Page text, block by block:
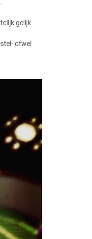
gelijk
ofwel